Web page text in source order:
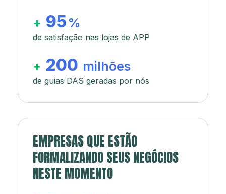
+ 95 %
de satisfação nas lojas de APP
+ 200 milhões
de guias DAS geradas por nós
EMPRESAS QUE ESTÃO
FORMALIZANDO SEUS NEGÓCIOS
NESTE MOMENTO